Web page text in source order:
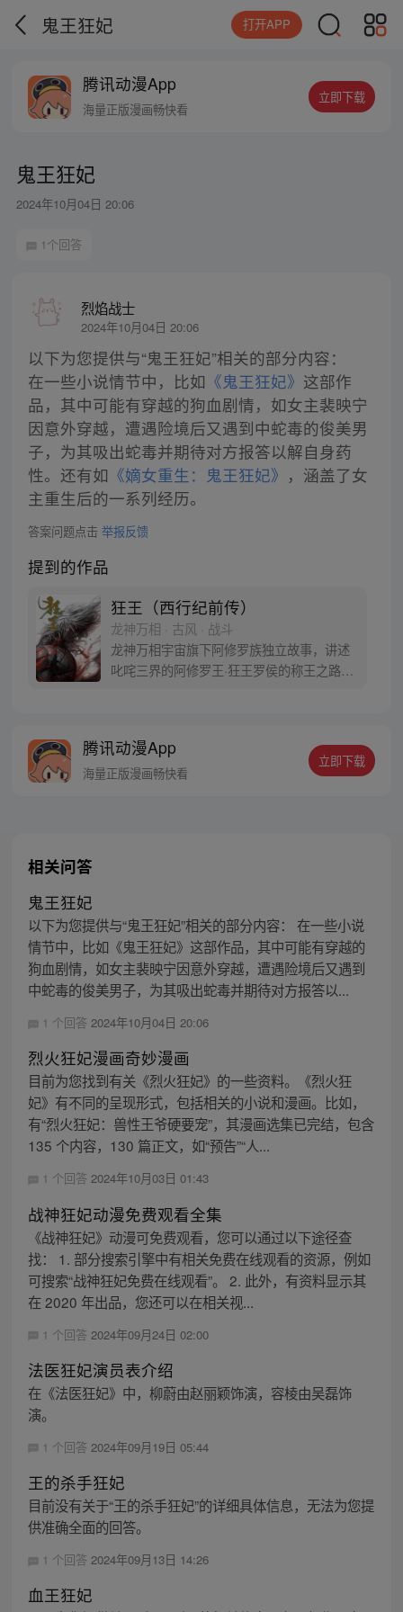
鬼王狂妃 打开APP
腾讯动漫App
海量正版漫画畅快看
立即下载
鬼王狂妃
2024年10月04日 20:06
1个回答
烈焰战士
2024年10月04日 20:06
以下为您提供与“鬼王狂妃”相关的部分内容：
在一些小说情节中，比如 《鬼王狂妃》 这部作
品，其中可能有穿越的狗血剧情，如女主裴映宁
因意外穿越，遭遇险境后又遇到中蛇毒的俊美男
子，为其吸出蛇毒并期待对方报答以解自身药
性。还有如 《嫡女重生：鬼王狂妃》 ，涵盖了女
主重生后的一系列经历。
答案问题点击 举报反馈
提到的作品
狂王（西行纪前传）
龙神万相 · 古风 · 战斗
龙神万相宇宙旗下阿修罗族独立故事，讲述
叱咤三界的阿修罗王·狂王罗侯的称王之路。
有鱼最终背负挚友的信念成为阿修罗王—狂
王，更名罗侯。天界与阿修罗的百年大战随
腾讯动漫App
海量正版漫画畅快看
立即下载
相关问答
鬼王狂妃
以下为您提供与“鬼王狂妃”相关的部分内容： 在一些小说
情节中，比如《鬼王狂妃》这部作品，其中可能有穿越的
狗血剧情，如女主裴映宁因意外穿越，遭遇险境后又遇到
中蛇毒的俊美男子，为其吸出蛇毒并期待对方报答以...
1 个回答 2024年10月04日 20:06
烈火狂妃漫画奇妙漫画
目前为您找到有关《烈火狂妃》的一些资料。《烈火狂
妃》有不同的呈现形式，包括相关的小说和漫画。比如，
有“烈火狂妃：兽性王爷硬要宠”，其漫画选集已完结，包含
135 个内容，130 篇正文，如“预告”“人...
1 个回答 2024年10月03日 01:43
战神狂妃动漫免费观看全集
《战神狂妃》动漫可免费观看，您可以通过以下途径查
找： 1. 部分搜索引擎中有相关免费在线观看的资源，例如
可搜索“战神狂妃免费在线观看”。 2. 此外，有资料显示其
在 2020 年出品，您还可以在相关视...
1 个回答 2024年09月24日 02:00
法医狂妃演员表介绍
在《法医狂妃》中，柳蔚由赵丽颖饰演，容棱由吴磊饰
演。
1 个回答 2024年09月19日 05:44
王的杀手狂妃
目前没有关于“王的杀手狂妃”的详细具体信息，无法为您提
供准确全面的回答。
1 个回答 2024年09月13日 14:26
血王狂妃